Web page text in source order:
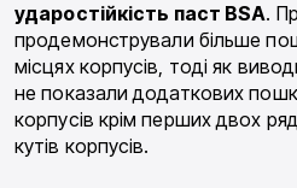
ударостійкість паст BSA.
продемонстрували більше
місцях корпусів, тоді як
не показали додаткових
корпусів крім перших двох
кутів корпусів.